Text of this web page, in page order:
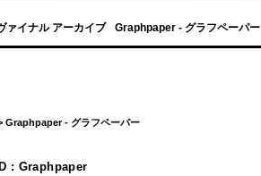
ァイナル アーカイブ Graphpaper - グラフペーパー
Graphpaper - グラフペーパー
: Graphpaper